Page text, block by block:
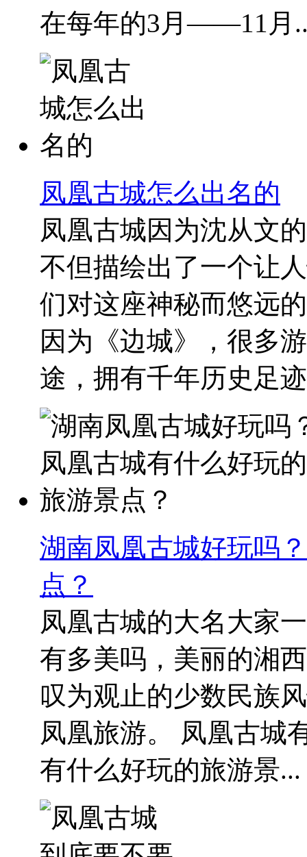
在每年的3月——11月
凤凰古城怎么出名的
凤凰古城因为沈从文
不但描绘出了一个让
们对这座神秘而悠远
因为《边城》，很多
途，拥有千年历史足
湖南凤凰古城好玩吗
点？
凤凰古城的大名大家
有多美吗，美丽的湘
叹为观止的少数民族
凤凰旅游。 凤凰古城
有什么好玩的旅游景...